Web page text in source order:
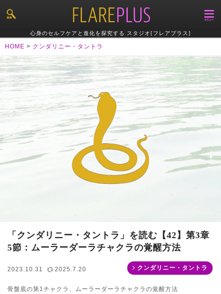
心身のセルフケアと進化を探究する スタジオ[フレアプラス]
HOME > クンダリニー・タントラ
「クンダリニー・タントラ」を読む【42】第3章
5節：ムーラーダーラチャクラの覚醒方法
2023.10.31 2025.7.20 クンダリニー・タントラ
骨盤底の第1チャクラ、ムーラーダーラチャクラの覚醒方法